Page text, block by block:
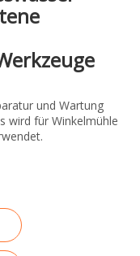
und Wartung
wird für Winkelmühle